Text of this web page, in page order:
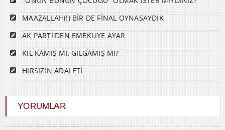
MAAZALLAH(!) BİR DE FİNAL OYNASAYDIK
AK PARTİ'DEN EMEKLIYE AYAR
KIL KAMIŞ MI, GILGAMIŞ MI?
HIRSIZIN ADALETİ
YORUMLAR